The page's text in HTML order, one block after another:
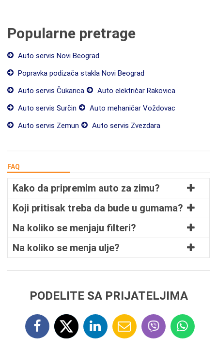
Popularne pretrage
Auto servis Novi Beograd
Popravka podizača stakla Novi Beograd
Auto servis Čukarica
Auto električar Rakovica
Auto servis Surčin
Auto mehaničar Voždovac
Auto servis Zemun
Auto servis Zvezdara
FAQ
Kako da pripremim auto za zimu?
Koji pritisak treba da bude u gumama?
Na koliko se menjaju filteri?
Na koliko se menja ulje?
PODELITE SA PRIJATELJIMA